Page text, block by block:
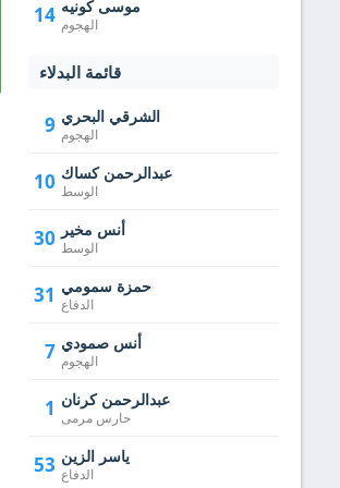
14 موسى كونيه
الهجوم
قائمة البدلاء
9 الشرقي البحري
الهجوم
10 عبدالرحمن كساك
الوسط
30 أنس مخير
الوسط
31 حمزة سمومي
الدفاع
7 أنس صمودي
الهجوم
1 عبدالرحمن كرنان
حارس مرمى
53 ياسر الزين
الدفاع